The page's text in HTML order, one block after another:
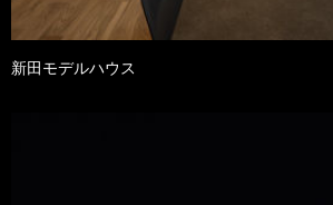
新田モデルハウス